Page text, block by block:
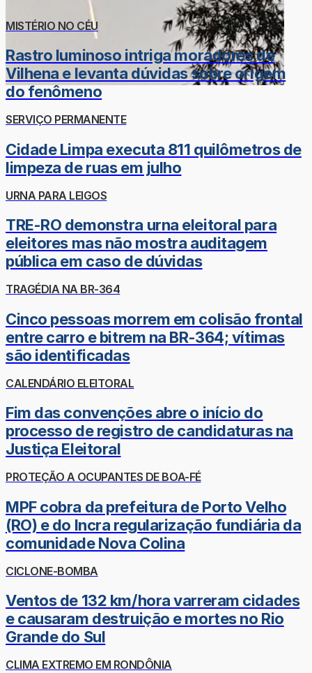
MISTÉRIO NO CÉU
Rastro luminoso intriga moradores de
Vilhena e levanta dúvidas sobre origem
do fenômeno
SERVIÇO PERMANENTE
Cidade Limpa executa 811 quilômetros de
limpeza de ruas em julho
URNA PARA LEIGOS
TRE-RO demonstra urna eleitoral para
eleitores mas não mostra auditagem
pública em caso de dúvidas
TRAGÉDIA NA BR-364
Cinco pessoas morrem em colisão frontal
entre carro e bitrem na BR-364; vítimas
são identificadas
CALENDÁRIO ELEITORAL
Fim das convenções abre o início do
processo de registro de candidaturas na
Justiça Eleitoral
PROTEÇÃO A OCUPANTES DE BOA-FÉ
MPF cobra da prefeitura de Porto Velho
(RO) e do Incra regularização fundiária da
comunidade Nova Colina
CICLONE-BOMBA
Ventos de 132 km/hora varreram cidades
e causaram destruição e mortes no Rio
Grande do Sul
CLIMA EXTREMO EM RONDÔNIA